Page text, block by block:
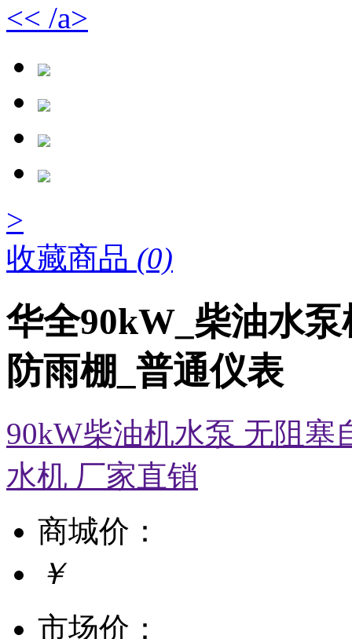
<< /a>
>
收藏商品 (0)
华全90kW_柴油水
防雨棚_普通仪表
90kW柴油机水泵 无阻塞
水机 厂家直销
商城价：
￥
市场价：